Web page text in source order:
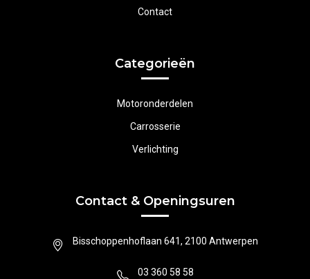
Contact
Categorieën
Motoronderdelen
Carrosserie
Verlichting
Contact & Openingsuren
Bisschoppenhoflaan 641, 2100 Antwerpen
03 360 58 58